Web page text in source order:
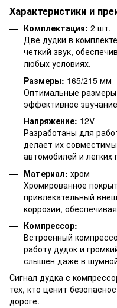
Характеристики и
Комплектация: 2 шт.
Две дудки в
четкий звук,
любых условиях.
Размеры: 165/215 мм
Оптимальные
эффективное
Напряжение: 12V
Разработаны для
делает их
автомобилей и легких
Материал: хром
Хромированное
привлекательный
коррозии,
Компрессор:
Встроенный
работу дудок и
слышен даже в
Сигнал дудка с
тех, кто ценит
дороге.